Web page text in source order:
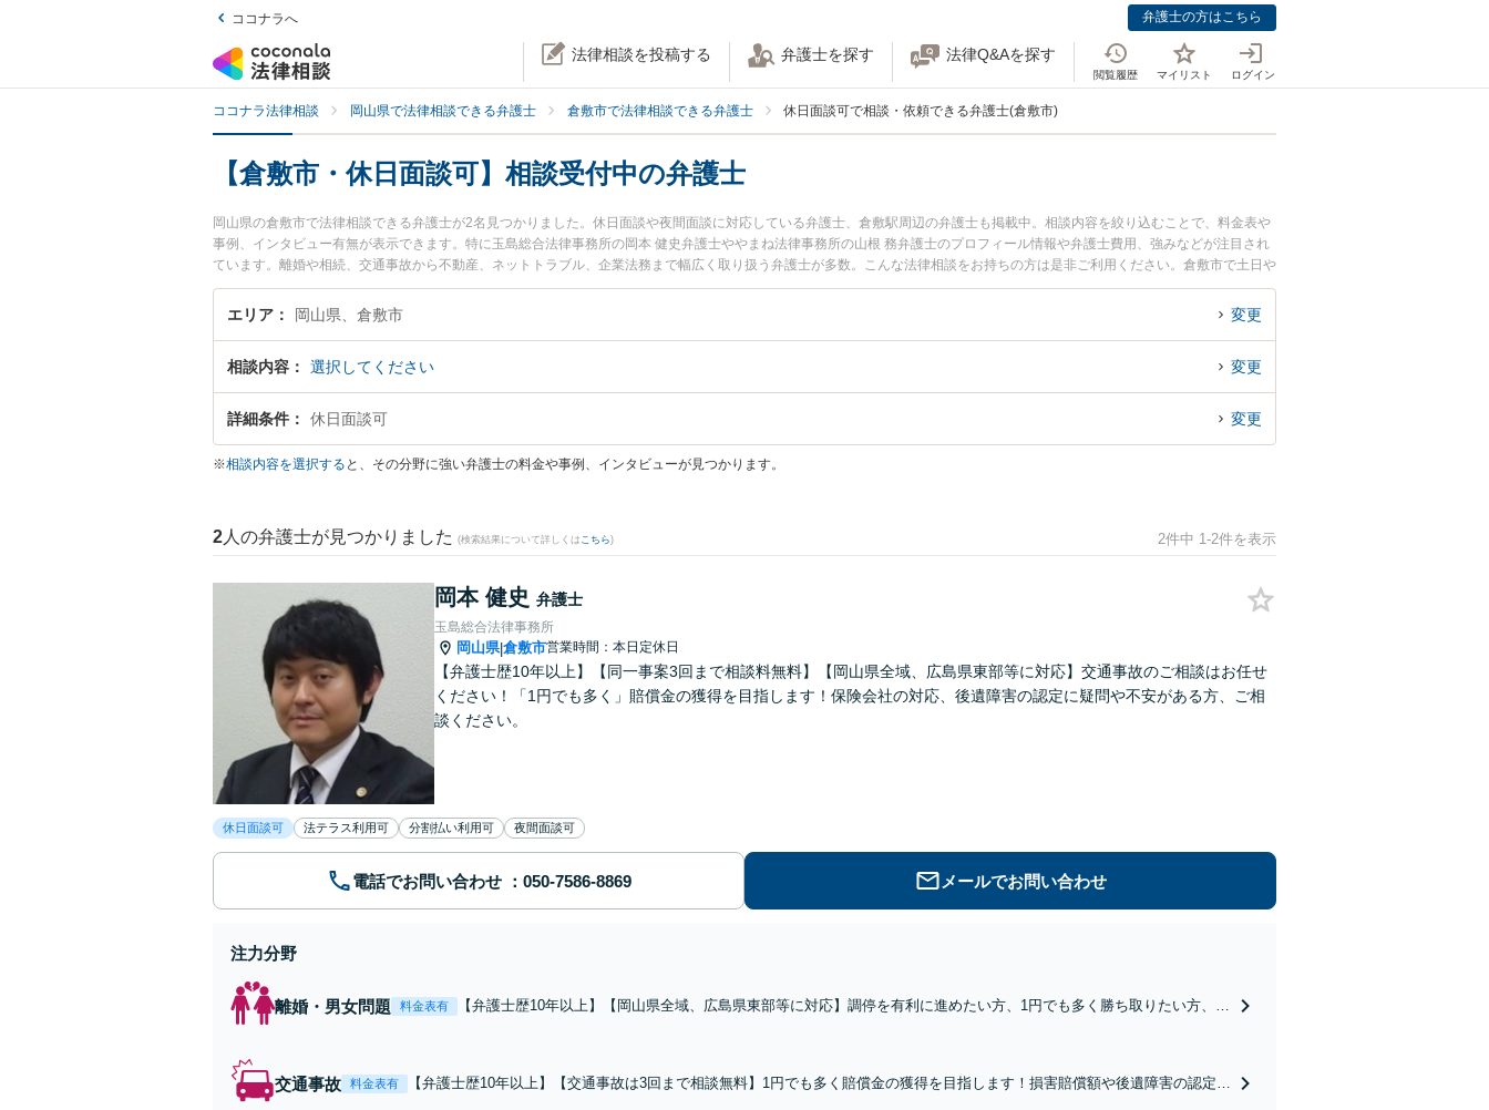
ココナラへ 弁護士の方はこちら
法律相談を投稿する 弁護士を探す 法律Q&Aを探す
閲覧履歴 マイリスト ログイン
ココナラ法律相談 岡山県で法律相談できる弁護士 倉敷市で法律相談できる弁護士 休日面談可で相談・依頼できる弁護士(倉敷市)
【倉敷市・休日面談可】相談受付中の弁護士
岡山県の倉敷市で法律相談できる弁護士が2名見つかりました。休日面談や夜間面談に対応している弁護士、倉敷駅周辺の弁護士も掲載中。相談内容を絞り込むことで、料金表や
事例、インタビュー有無が表示できます。特に玉島総合法律事務所の岡本 健史弁護士ややまね法律事務所の山根 務弁護士のプロフィール情報や弁護士費用、強みなどが注目され
ています。離婚や相続、交通事故から不動産、ネットトラブル、企業法務まで幅広く取り扱う弁護士が多数。こんな法律相談をお持ちの方は是非ご利用ください。倉敷市で土日や
夜間に発生した不倫慰謝料トラブルを今すぐに弁護士に相談したい』『交通事故の過失割合や後遺障害のトラブル解決の実績豊富な近くの弁護士を検索したい』『初回相談無料で
自己破産や債務整理を法律相談できる倉敷市内の弁護士に相談予約したい』などでお困りの相談者さんにおすすめです。
エリア 岡山県、倉敷市 変更
相談内容 選択してください 変更
詳細条件 休日面談可 変更
※相談内容を選択する と、その分野に強い弁護士の料金や事例、インタビューが見つかります。
2 人の弁護士が見つかりました (検索結果について詳しくは こちら) 2件中 1-2件を表示
岡本 健史 弁護士
玉島総合法律事務所
岡山県|倉敷市営業時間：本日定休日
【弁護士歴10年以上】【同一事案3回まで相談料無料】【岡山県全域、広島県東部等に対応】交通事故のご相談はお任せ
ください！「1円でも多く」賠償金の獲得を目指します！保険会社の対応、後遺障害の認定に疑問や不安がある方、ご相
談ください。
休日面談可 法テラス利用可 分割払い利用可 夜間面談可
電話でお問い合わせ メールでお問い合わせ
注力分野
離婚・男女問題 料金表有
【弁護士歴10年以上】【岡山県全域、広島県東部等に対応】調停を有利に進めたい方、1円でも多く勝ち取りたい方、ご
交通事故 料金表有
【弁護士歴10年以上】【交通事故は3回まで相談無料】1円でも多く賠償金の獲得を目指します！損害賠償額や後遺障害の認定に